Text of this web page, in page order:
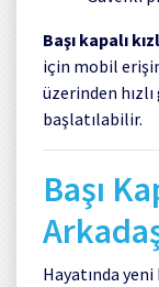
Başı kapalı
için mobil
üzerinden
başlatılabilir.
Başı
Hayatında